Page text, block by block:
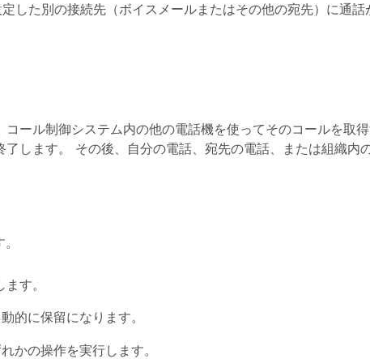
した別の接続先（ボイスメールまたはその他の宛先）に通
ール制御システム内の他の電話機を使ってそのコールを取
します。 その後、自分の電話、宛先の電話、または組織内
ます。
的に保留になります。
かの操作を実行します。